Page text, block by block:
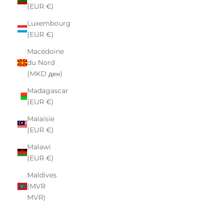
(EUR €)
Luxembourg
(EUR €)
Macédoine
du Nord
(MKD ден)
Madagascar
(EUR €)
Malaisie
(EUR €)
Malawi
(EUR €)
Maldives
(MVR
MVR)